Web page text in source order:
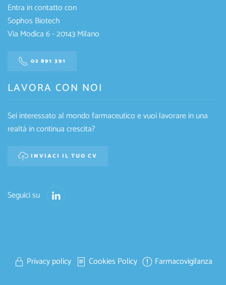
Entra in contatto con
Sophos Biotech
Via Modica 6 - 20143 Milano
02 891 391
LAVORA CON NOI
Sei interessato al mondo farmaceutico e vuoi lavorare in una
realtà in continua crescita?
INVIACI IL TUO CV
Seguici su
Privacy policy Cookies Policy Farmacovigilanza